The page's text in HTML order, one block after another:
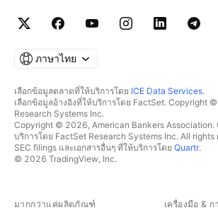
ภาษาไทย
เลือกข้อมูลตลาดที่ให้บริการโดย ICE Data Services.
เลือกข้อมูลอ้างอิงที่ให้บริการโดย FactSet. Copyright
Research Systems Inc.
Copyright © 2026, American Bankers Association.
บริการโดย FactSet Research Systems Inc. All rights
SEC filings และเอกสารอื่นๆ ที่ให้บริการโดย Quartr.
© 2026 TradingView, Inc.
มากกว่าแค่ผลิตภัณฑ์ เครื่องมือ &